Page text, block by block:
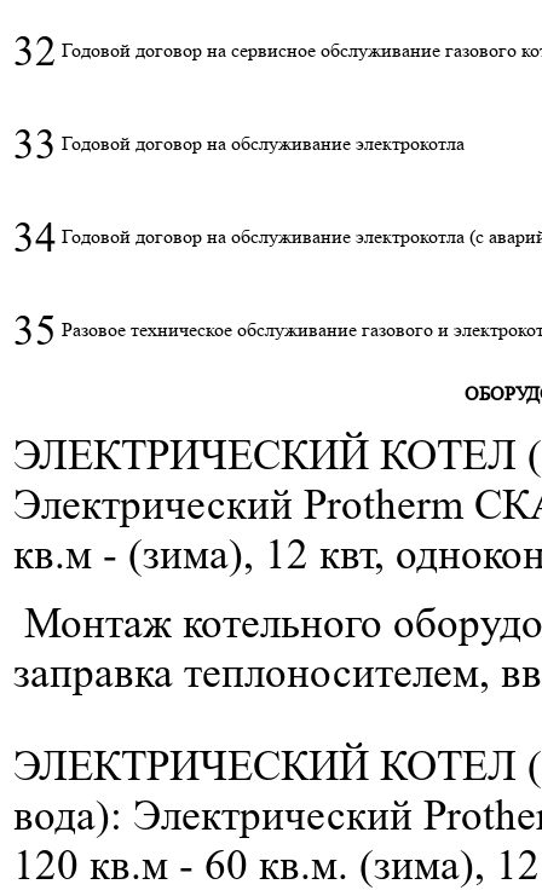
32 Годовой договор на сервисное обслуживание газового
33 Годовой договор на обслуживание электрокотла
34 Годовой договор на обслуживание электрокотла (с
35 Разовое техническое обслуживание газового и
ЭЛЕКТРИЧЕСКИЙ КОТЕЛ
Электрический Protherm
кв.м - (зима), 12 квт,
Монтаж котельного
заправка теплоносителем,
ЭЛЕКТРИЧЕСКИЙ КОТЕЛ
вода): Электрический
120 кв.м - 60 кв.м. (зима),